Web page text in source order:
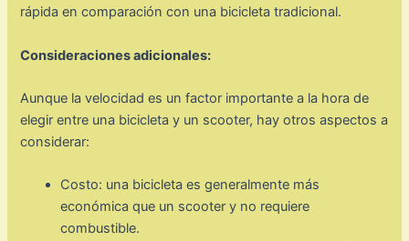
rápida en comparación con una bicicleta tradicional.
Consideraciones adicionales:
Aunque la velocidad es un factor importante a la hora de
elegir entre una bicicleta y un scooter, hay otros aspectos a
considerar:
Costo: una bicicleta es generalmente más
económica que un scooter y no requiere
combustible.